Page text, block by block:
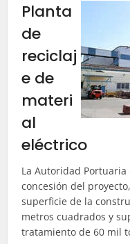
Planta
de
reciclaj
e de
materi
al
eléctrico
La Autoridad
concesión del
superficie de la
metros cuadrados y
tratamiento de 60 mil